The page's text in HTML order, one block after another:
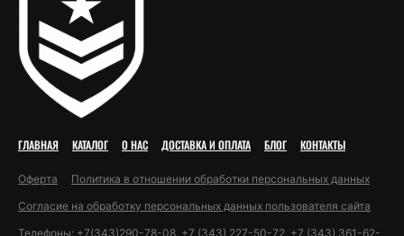
ГЛАВНАЯ КАТАЛОГ О НАС ДОСТАВКА И ОПЛАТА БЛОГ КОНТАКТЫ
Оферта
Политика в отношении обработки персональных данных
Согласие на обработку персональных данных пользователя сайта
Телефоны: +7(343)290-78-08 +7 (343) 227-50-72 +7 (343) 361-62-